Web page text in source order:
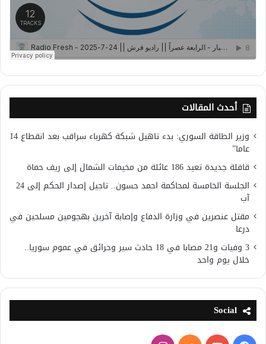
أحدث المقالات
وزير الطاقة السوري: بدء تاهيل شبكة كهرباء سراقب بعد انقطاع 14
عاما”
قافلة جديدة تعيد 186 عائلة من مخيمات الشمال إلى ريف حماة
الجلسة الخامسة لمحاكمة احمد حسون.. تاجيل إصدار الحكم إلى 24
آب
مقتل عنصرين في وزارة الدفاع وإصابة آخرين بهجومين مسلحين في
درعا
3 وفيات و21 مصابا في 18 حادث سير وحرائق في عموم سوريا..
خلال يوم واحد
Social